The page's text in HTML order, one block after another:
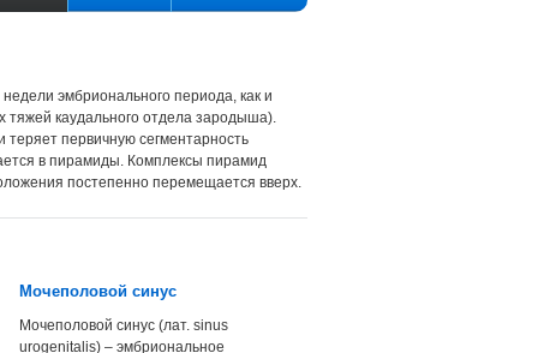
эмбрионального периода, как и
каудального отдела зародыша).
теряет первичную сегментарность
в пирамиды. Комплексы пирамид
постепенно перемещается вверх.
Мочеполовой синус
Мочеполовой синус (лат. sinus
urogenitalis) – эмбриональное